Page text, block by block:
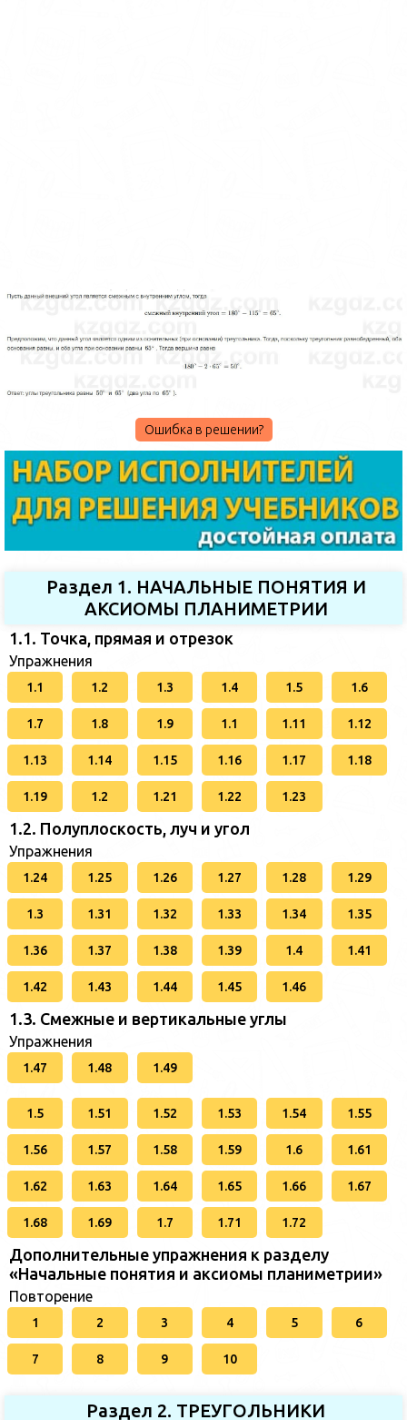
Ошибка в решении?
Раздел 1. НАЧАЛЬНЫЕ ПОНЯТИЯ И
АКСИОМЫ ПЛАНИМЕТРИИ
1.1. Точка, прямая и отрезок
Упражнения
1.1 1.2 1.3 1.4 1.5 1.6
1.7 1.8 1.9 1.1 1.11 1.12
1.13 1.14 1.15 1.16 1.17 1.18
1.19 1.2 1.21 1.22 1.23
1.2. Полуплоскость, луч и угол
Упражнения
1.24 1.25 1.26 1.27 1.28 1.29
1.3 1.31 1.32 1.33 1.34 1.35
1.36 1.37 1.38 1.39 1.4 1.41
1.42 1.43 1.44 1.45 1.46
1.3. Смежные и вертикальные углы
Упражнения
1.47 1.48 1.49
1.5 1.51 1.52 1.53 1.54 1.55
1.56 1.57 1.58 1.59 1.6 1.61
1.62 1.63 1.64 1.65 1.66 1.67
1.68 1.69 1.7 1.71 1.72
Дополнительные упражнения к разделу
«Начальные понятия и аксиомы планиметрии»
Повторение
1 2 3 4 5 6
7 8 9 10
Раздел 2. ТРЕУГОЛЬНИКИ